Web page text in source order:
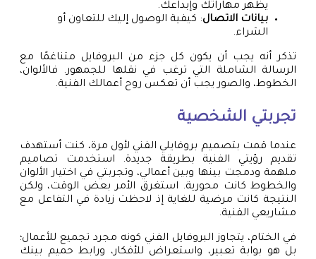
يظهر مهاراتك وإبداعك.
بيانات الاتصال: كيفية الوصول إليك للتعاون أو
الشراء.
تذكر أنه يجب أن يكون كل جزء من البروفايل متناغمًا مع
الرسالة الشاملة التي ترغب في نقلها للجمهور. فالألوان،
الخطوط، والصور يجب أن تعكس روح أعمالك الفنية.
تجربتي الشخصية
عندما قمت بتصميم بروفايلي الفني لأول مرة، كنت أستهدف
تقديم رؤيتي الفنية بطريقة جديدة. استخدمت تصاميم
ملهمة ودمجت بينها وبين أعمالي، وتجربتي في اختيار الألوان
والخطوط كانت محورية. استغرق الأمر بعض الوقت، ولكن
النتيجة كانت مرضية للغاية إذ لاحظت زيادة في التفاعل مع
مشاريعي الفنية.
في الختام، يتجاوز البروفايل الفني كونه مجرد تجميع للأعمال؛
بل هو بوابة تعبير، واستعراض للأفكار، ورابط حميم بينك